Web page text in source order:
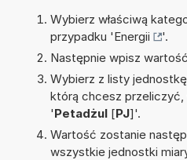
Wybierz właściwą
przypadku 'Energii
'.
Następnie wpisz
Wybierz z listy
którą chcesz
'Petadżul[PJ]'.
Wartość zostanie
wszystkie jednostki